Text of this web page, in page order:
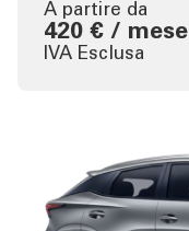
A partire da
420 € / mese
IVA Esclusa